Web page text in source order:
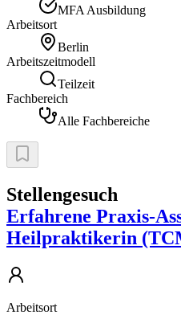
MFA Ausbildung
Arbeitsort
Berlin
Arbeitszeitmodell
Teilzeit
Fachbereich
Alle Fachbereiche
Stellengesuch
Erfahrene Praxis-
Heilpraktikerin
Arbeitsort